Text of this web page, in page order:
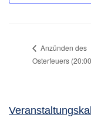
Anzünden des
Osterfeuers